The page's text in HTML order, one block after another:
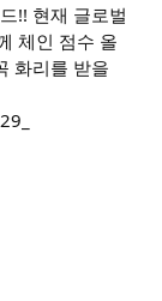
!! 현재 글로벌
체인 점수 올
화리를 받을